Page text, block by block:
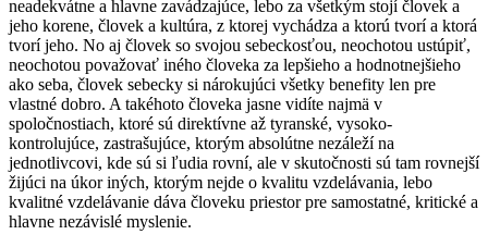
neadekvátne a hlavne zavádzajúce, lebo za všetkým stojí človek a
jeho korene, človek a kultúra, z ktorej vychádza a ktorú tvorí a ktorá
tvorí jeho. No aj človek so svojou sebeckosťou, neochotou ustúpiť,
neochotou považovať iného človeka za lepšieho a hodnotnejšieho
ako seba, človek sebecky si nárokujúci všetky benefity len pre
vlastné dobro. A takéhoto človeka jasne vidíte najmä v
spoločnostiach, ktoré sú direktívne až tyranské, vysoko-
kontrolujúce, zastrašujúce, ktorým absolútne nezáleží na
jednotlivcovi, kde sú si ľudia rovní, ale v skutočnosti sú tam rovnejší
žijúci na úkor iných, ktorým nejde o kvalitu vzdelávania, lebo
kvalitné vzdelávanie dáva človeku priestor pre samostatné, kritické a
hlavne nezávislé myslenie.